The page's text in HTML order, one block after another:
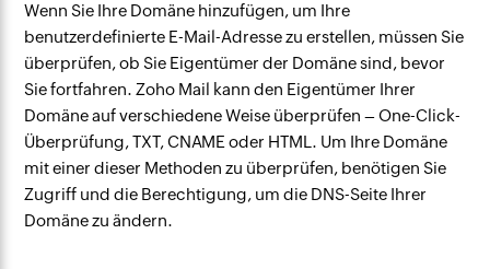
Wenn Sie Ihre Domäne hinzufügen, um Ihre
benutzerdefinierte E-Mail-Adresse zu erstellen, müssen Sie
überprüfen, ob Sie Eigentümer der Domäne sind, bevor
Sie fortfahren. Zoho Mail kann den Eigentümer Ihrer
Domäne auf verschiedene Weise überprüfen – One-Click-
Überprüfung, TXT, CNAME oder HTML. Um Ihre Domäne
mit einer dieser Methoden zu überprüfen, benötigen Sie
Zugriff und die Berechtigung, um die DNS-Seite Ihrer
Domäne zu ändern.